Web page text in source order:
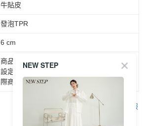
牛貼皮
發泡TPR
6 cm
商品圖片顏色會因拍攝燈光環境或個人螢幕
設定不同，而造成部份色差現象，顏色以實
際商品為主。
客服
NEW STEP